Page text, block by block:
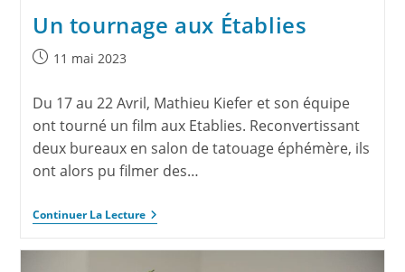
Un tournage aux Établies
11 mai 2023
Du 17 au 22 Avril, Mathieu Kiefer et son équipe
ont tourné un film aux Etablies. Reconvertissant
deux bureaux en salon de tatouage éphémère, ils
ont alors pu filmer des…
Continuer La Lecture